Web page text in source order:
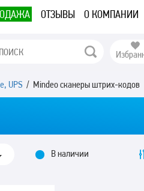
ОТЗЫВЫ О КОМПАНИИ
UPS / Mindeo сканеры штрих-кодов
В наличии